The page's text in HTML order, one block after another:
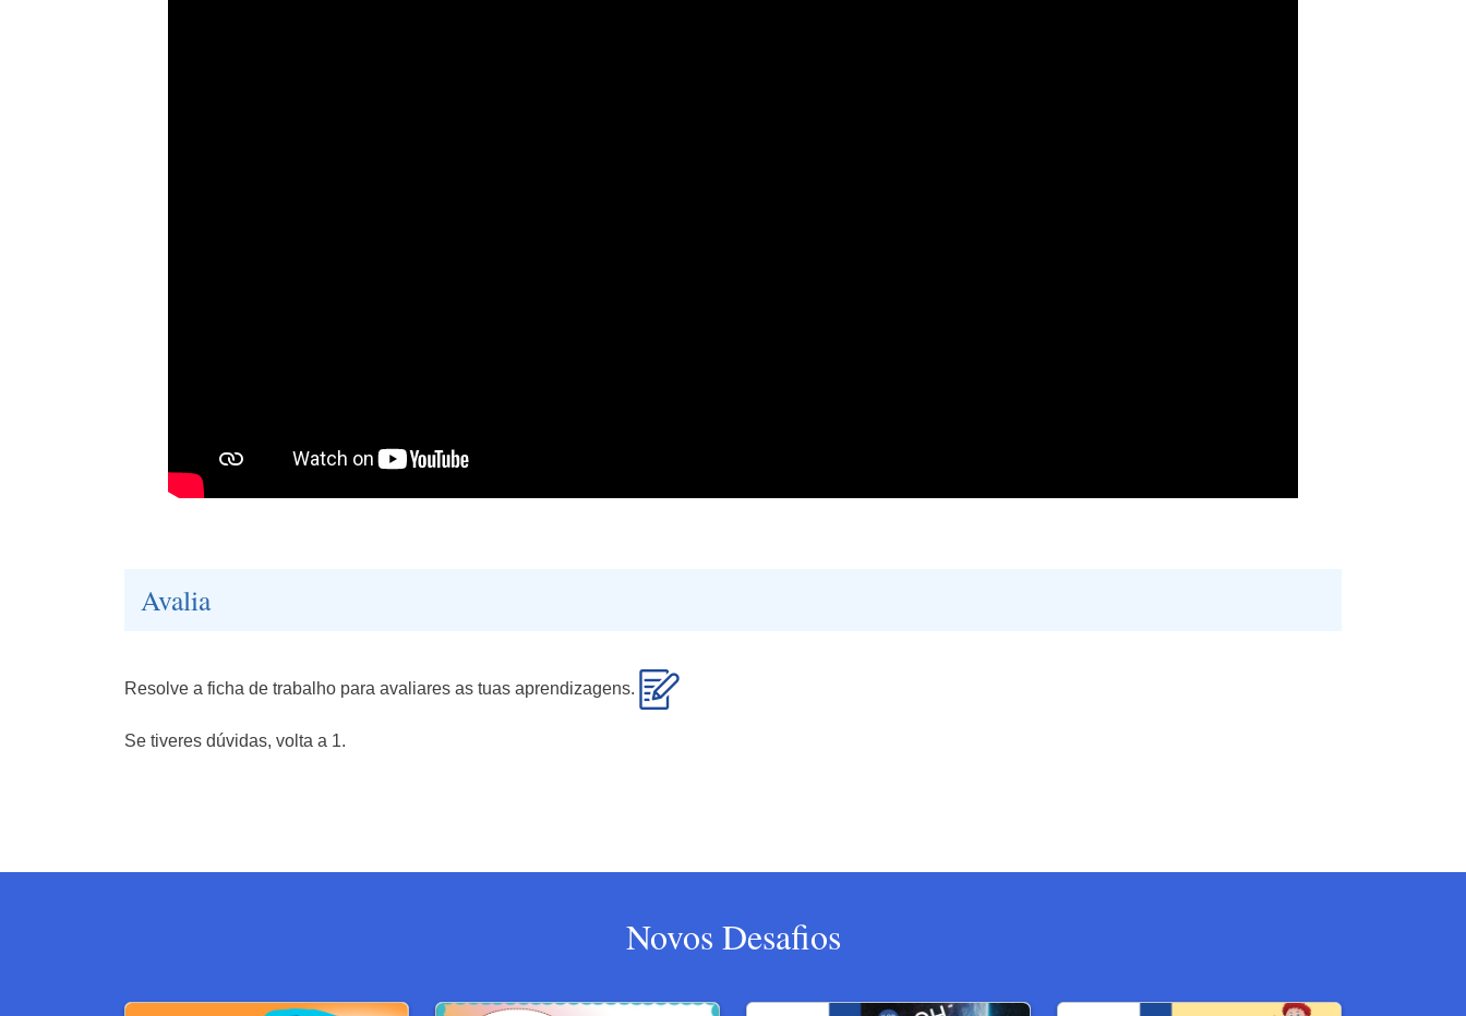
Avalia
Resolve a ficha de trabalho para avaliares as tuas aprendizagens.
Se tiveres dúvidas, volta a 1.
Novos Desafios